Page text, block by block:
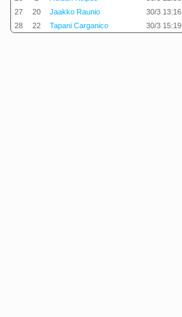
27
20 Jaakko Raunio 30/3 13:16
28
22 Tapani Carganico 30/3 15:19